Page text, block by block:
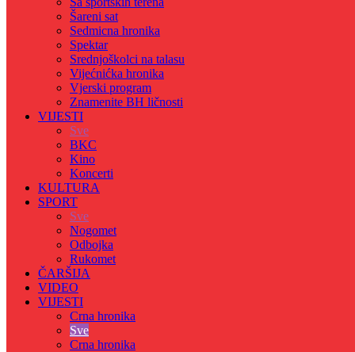
Šareni sat
Sedmicna hronika
Spektar
Srednjoškolci na talasu
Vijećnićka hronika
Vjerski program
Znamenite BH ličnosti
VIJESTI
Sve
BKC
Kino
Koncerti
KULTURA
SPORT
Sve
Nogomet
Odbojka
Rukomet
ČARŠIJA
VIDEO
VIJESTI
Crna hronika
Sve
Crna hronika